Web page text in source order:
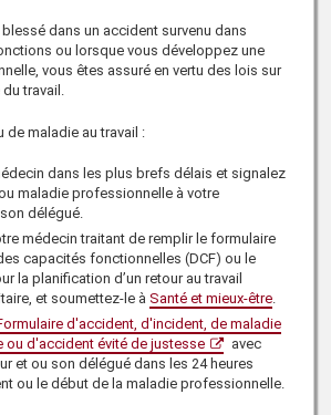
dans un accident survenu dans
ou lorsque vous développez une
vous êtes assuré en vertu des lois sur
du travail.
de maladie au travail :
dans les plus brefs délais et signalez
maladie professionnelle à votre
délégué.
médecin traitant de remplir le formulaire
capacités fonctionnelles (DCF) ou le
la planification d’un retour au travail
et soumettez-le à Santé et mieux-être.
d'accident, d'incident, de maladie
ou d'accident évité de justesse
avec
et ou son délégué dans les 24 heures
ou le début de la maladie professionnelle.